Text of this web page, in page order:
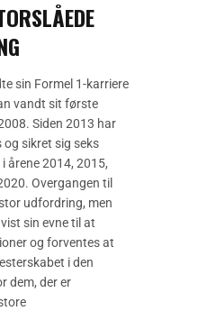
sin Formel 1-karriere
vandt sit første
Siden 2013 har
og sikret sig seks
årene 2014, 2015,
Overgangen til
udfordring, men
sin evne til at
og forventes at
i den
dem, der er